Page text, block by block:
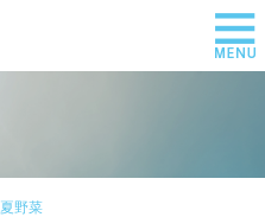
夏野菜